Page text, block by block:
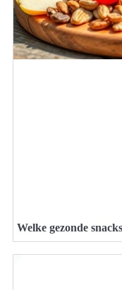
Welke gezonde